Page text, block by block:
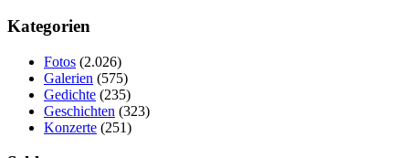
Kategorien
Fotos (2.026)
Galerien (575)
Gedichte (235)
Geschichten (323)
Konzerte (251)